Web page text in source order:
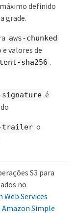
definido
grade.
aws-chunked
valores de
sha256 .
signature é
trailer o
S3 para
no
Services
Amazon Simple